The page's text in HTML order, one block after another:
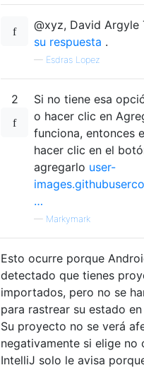
@xyz, David Argyle
su respuesta .
— Esdras Lopez
2
Si no tiene esa
o hacer clic en
funciona, entonces
hacer clic en el
agregarlo user-
…
— Markymark
Esto ocurre porque
detectado que tienes
importados, pero no se
para rastrear su estado
Su proyecto no se verá
negativamente si elige no
IntelliJ solo le avisa